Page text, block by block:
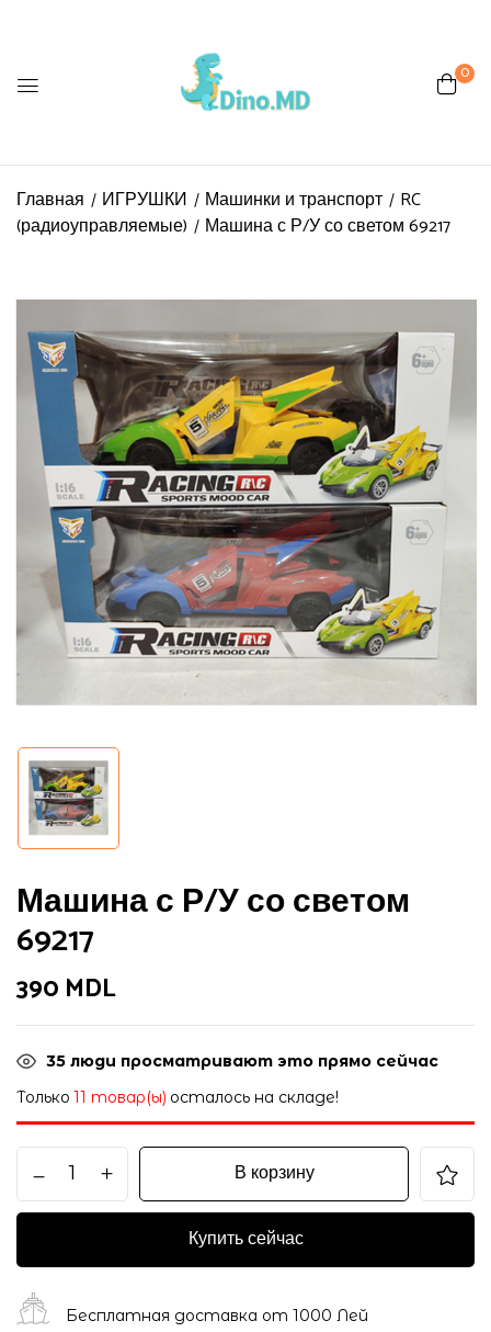
0
Главная ИГРУШКИ Машинки и транспорт
RC
(радиоуправляемые)
Машина с Р/У со светом 69217
Машина с Р/У со светом
69217
390 MDL
35 люди просматривают это прямо сейчас
Только 11 товар(ы) осталось на складе!
В корзину
Купить сейчас
Бесплатная доставка от 1000 Лей